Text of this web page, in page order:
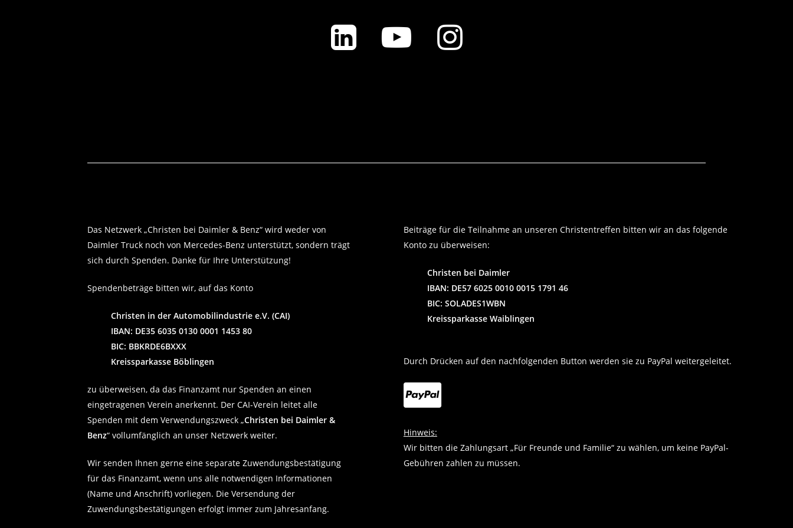
Das Netzwerk „Christen bei Daimler & Benz“ wird weder von
Daimler Truck noch von Mercedes-Benz unterstützt, sondern trägt
sich durch Spenden. Danke für Ihre Unterstützung!
Spendenbeträge bitten wir, auf das Konto
Christen in der Automobilindustrie e.V. (CAI)
IBAN: DE35 6035 0130 0001 1453 80
BIC: BBKRDE6BXXX
Kreissparkasse Böblingen
zu überweisen, da das Finanzamt nur Spenden an einen
eingetragenen Verein anerkennt. Der CAI-Verein leitet alle
Spenden mit dem Verwendungszweck „Christen bei Daimler &
Benz“ vollumfänglich an unser Netzwerk weiter.
Wir senden Ihnen gerne eine separate Zuwendungsbestätigung
für das Finanzamt, wenn uns alle notwendigen Informationen
(Name und Anschrift) vorliegen. Die Versendung der
Zuwendungsbestätigungen erfolgt immer zum Jahresanfang.
Beiträge für die Teilnahme an unseren Christentreffen bitten wir an das folgende
Konto zu überweisen:
Christen bei Daimler
IBAN: DE57 6025 0010 0015 1791 46
BIC: SOLADES1WBN
Kreissparkasse Waiblingen
Durch Drücken auf den nachfolgenden Button werden sie zu PayPal weitergeleitet.
Hinweis:
Wir bitten die Zahlungsart „Für Freunde und Familie“ zu wählen, um keine PayPal-
Gebühren zahlen zu müssen.